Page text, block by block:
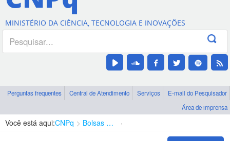
Canais
MINISTÉRIO DA CIÊNCIA, TECNOLOGIA E INOVAÇÕES
Perguntas frequentes Central de Atendimento Serviços
E-mail do Pesquisador
Área de imprensa
Você está aqui:CNPq Bolsas e Auxílios Vigentes